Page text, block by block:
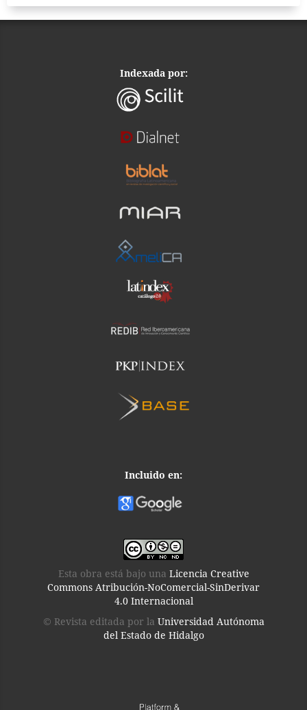
Indexada por:
Incluido en:
Esta obra está bajo una Licencia Creative
Commons Atribución-NoComercial-SinDerivar
4.0 Internacional
© Revista editada por la Universidad Autónoma
del Estado de Hidalgo